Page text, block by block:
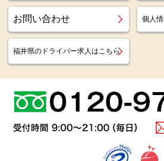
お問い合わせ 個人
福井県のドライバー求人はこちら